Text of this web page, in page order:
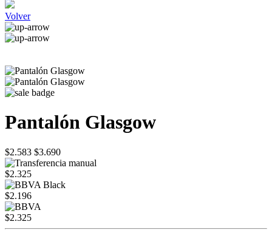
Volver
Pantalón Glasgow
$2.583 $3.690
$2.325
$2.196
$2.325